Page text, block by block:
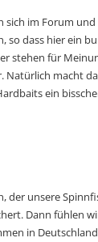
sich im Forum
so dass hier ein
stehen für
Natürlich macht
ein
der unsere
Dann fühlen
in